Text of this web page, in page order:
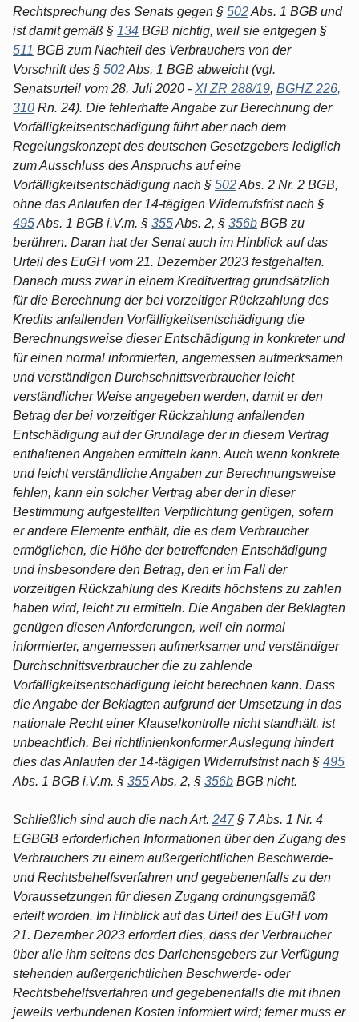
Rechtsprechung des Senats gegen § 502Abs. 1 BGB und
ist damit gemäß § 134 BGB nichtig, weil sie entgegen §
511 BGB zum Nachteil des Verbrauchers von der
Vorschrift des § 502Abs. 1 BGB abweicht (vgl.
Senatsurteil vom 28. Juli 2020 - XI ZR 288/19, BGHZ 226,
310 Rn. 24). Die fehlerhafte Angabe zur Berechnung der
Vorfälligkeitsentschädigung führt aber nach dem
Regelungskonzept des deutschen Gesetzgebers lediglich
zum Ausschluss des Anspruchs auf eine
Vorfälligkeitsentschädigung nach § 502Abs. 2 Nr. 2 BGB,
ohne das Anlaufen der 14-tägigen Widerrufsfrist nach §
495Abs. 1 BGB i.V.m. § 355Abs. 2, § 356b BGB zu
berühren. Daran hat der Senat auch im Hinblick auf das
Urteil des EuGH vom 21. Dezember 2023 festgehalten.
Danach muss zwar in einem Kreditvertrag grundsätzlich
für die Berechnung der bei vorzeitiger Rückzahlung des
Kredits anfallenden Vorfälligkeitsentschädigung die
Berechnungsweise dieser Entschädigung in konkreter und
für einen normal informierten, angemessen aufmerksamen
und verständigen Durchschnittsverbraucher leicht
verständlicher Weise angegeben werden, damit er den
Betrag der bei vorzeitiger Rückzahlung anfallenden
Entschädigung auf der Grundlage der in diesem Vertrag
enthaltenen Angaben ermitteln kann. Auch wenn konkrete
und leicht verständliche Angaben zur Berechnungsweise
fehlen, kann ein solcher Vertrag aber der in dieser
Bestimmung aufgestellten Verpflichtung genügen, sofern
er andere Elemente enthält, die es dem Verbraucher
ermöglichen, die Höhe der betreffenden Entschädigung
und insbesondere den Betrag, den er im Fall der
vorzeitigen Rückzahlung des Kredits höchstens zu zahlen
haben wird, leicht zu ermitteln. Die Angaben der Beklagten
genügen diesen Anforderungen, weil ein normal
informierter, angemessen aufmerksamer und verständiger
Durchschnittsverbraucher die zu zahlende
Vorfälligkeitsentschädigung leicht berechnen kann. Dass
die Angabe der Beklagten aufgrund der Umsetzung in das
nationale Recht einer Klauselkontrolle nicht standhält, ist
unbeachtlich. Bei richtlinienkonformer Auslegung hindert
dies das Anlaufen der 14-tägigen Widerrufsfrist nach § 495
Abs. 1 BGB i.V.m. § 355Abs. 2, § 356b BGB nicht.
Schließlich sind auch die nach Art. 247§ 7 Abs. 1 Nr. 4
EGBGB erforderlichen Informationen über den Zugang des
Verbrauchers zu einem außergerichtlichen Beschwerde-
und Rechtsbehelfsverfahren und gegebenenfalls zu den
Voraussetzungen für diesen Zugang ordnungsgemäß
erteilt worden. Im Hinblick auf das Urteil des EuGH vom
21. Dezember 2023 erfordert dies, dass der Verbraucher
über alle ihm seitens des Darlehensgebers zur Verfügung
stehenden außergerichtlichen Beschwerde- oder
Rechtsbehelfsverfahren und gegebenenfalls die mit ihnen
jeweils verbundenen Kosten informiert wird; ferner muss er